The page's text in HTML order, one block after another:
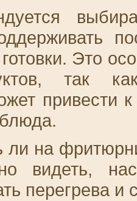
Это
так
привести
ли на
видеть,
перегрева и